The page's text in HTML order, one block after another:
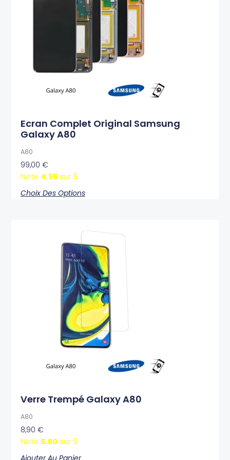
Ecran Complet Original Samsung
Galaxy A80
A80
99,00 €
Note 4.96sur 5
Choix Des Options
Les
options
choisies
sur
Verre Trempé Galaxy A80
A80
8,90 €
Note 5.00 sur 5
Ajouter Au Panier